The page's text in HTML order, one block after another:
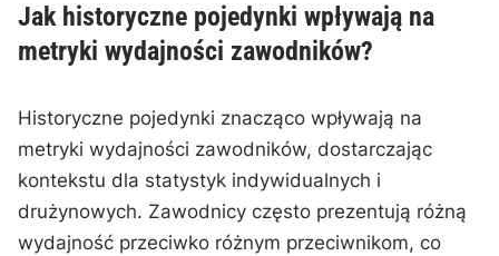
Jak historyczne pojedynki wpływają na
metryki wydajności zawodników?
Historyczne pojedynki znacząco wpływają na
metryki wydajności zawodników, dostarczając
kontekstu dla statystyk indywidualnych i
drużynowych. Zawodnicy często prezentują różną
wydajność przeciwko różnym przeciwnikom, co